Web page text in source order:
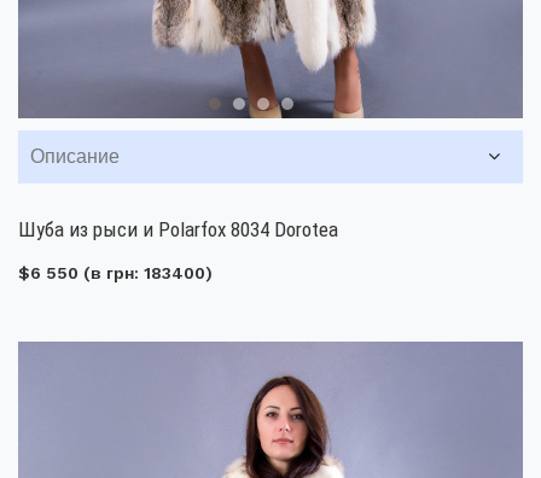
Описание
Шуба из рыси и Polarfox 8034 Dorotea
$6 550 (в грн: 183400)